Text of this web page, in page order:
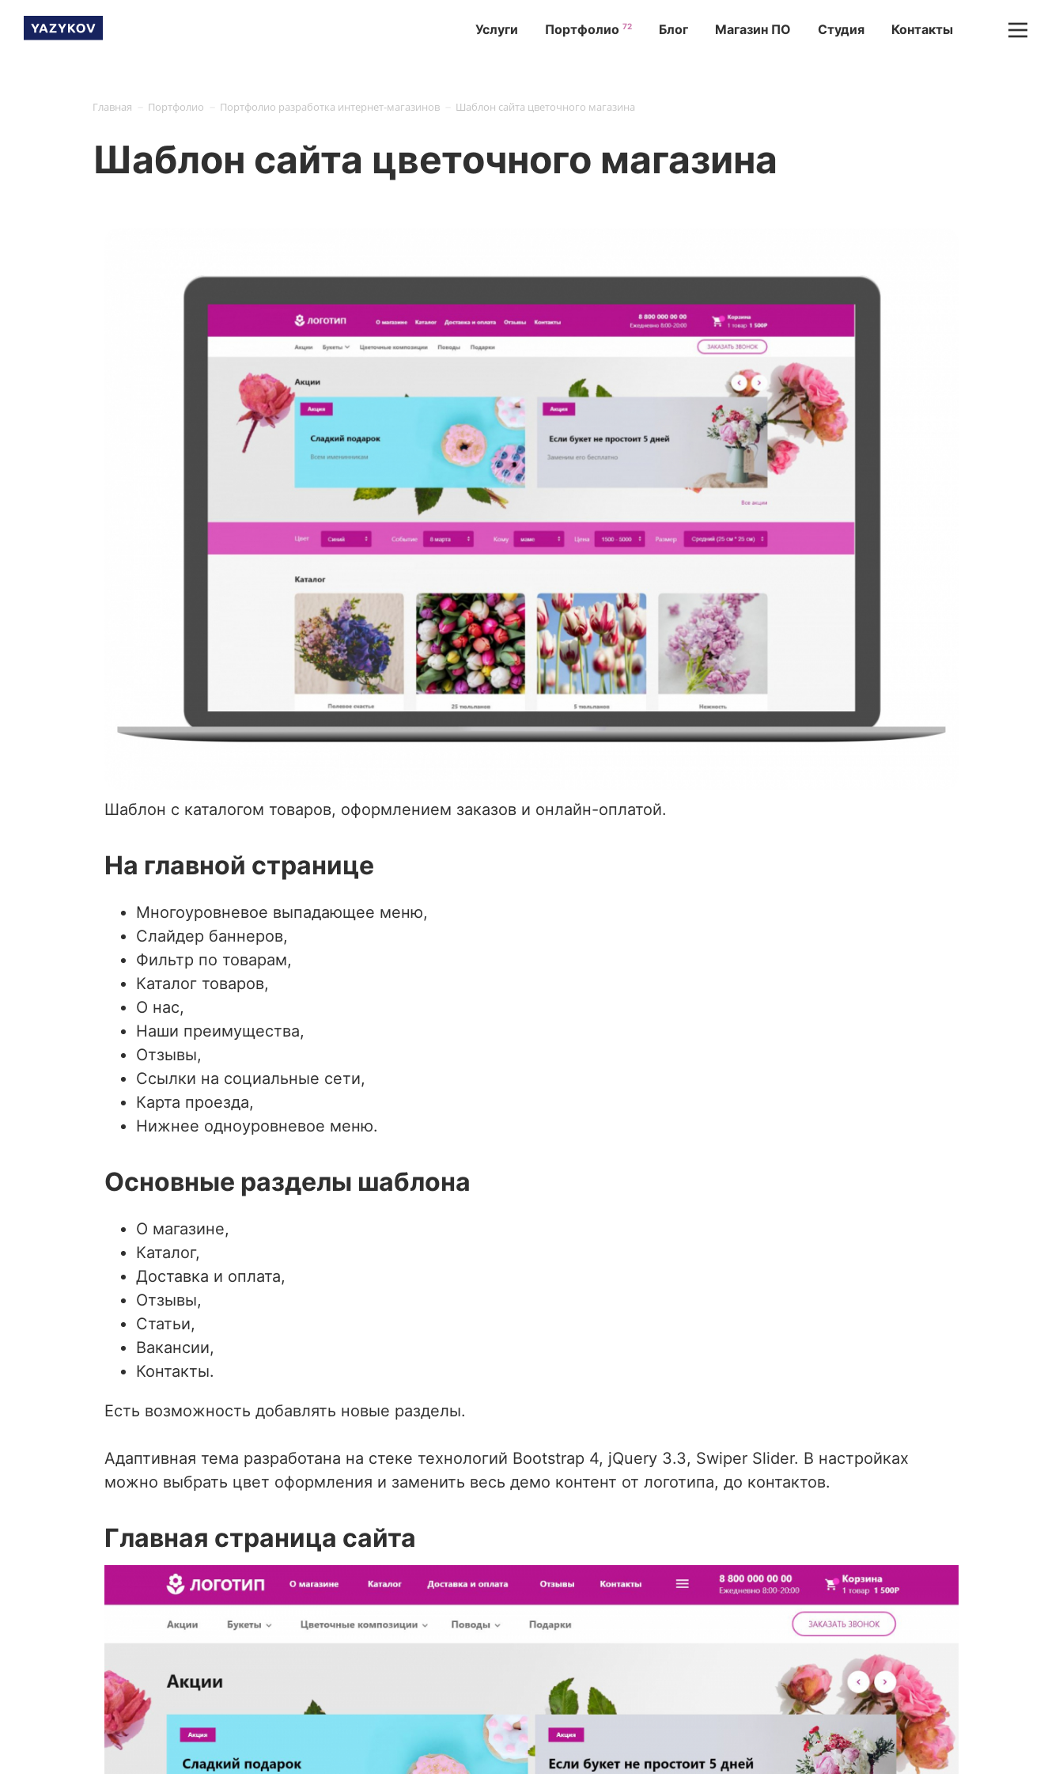
Услуги Портфолио 72 Блог Магазин ПО Студия Контакты
Главная Портфолио Портфолио разработка интернет-магазинов Шаблон сайта цветочного магазина
Шаблон сайта цветочного магазина
Шаблон с каталогом товаров, оформлением заказов и онлайн-оплатой.
На главной странице
Многоуровневое выпадающее меню,
Слайдер баннеров,
Фильтр по товарам,
Каталог товаров,
О нас,
Наши преимущества,
Отзывы,
Ссылки на социальные сети,
Карта проезда,
Нижнее одноуровневое меню.
Основные разделы шаблона
О магазине,
Каталог,
Доставка и оплата,
Отзывы,
Статьи,
Вакансии,
Контакты.
Есть возможность добавлять новые разделы.
Адаптивная тема разработана на стеке технологий Bootstrap 4, jQuery 3.3, Swiper Slider. В настройках
можно выбрать цвет оформления и заменить весь демо контент от логотипа, до контактов.
Главная страница сайта